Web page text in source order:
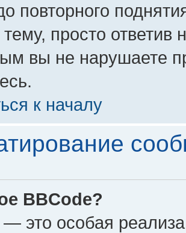
повторного
просто ответив
вы не нарушаете
к началу
BBCode?
— это особая